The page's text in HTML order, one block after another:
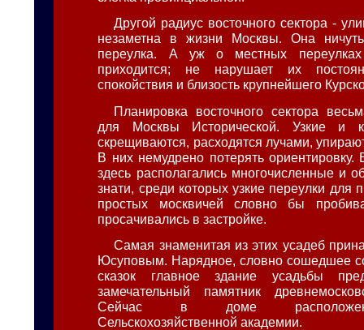
Другой радиус восточного сектора -
незаметна в жизни Москвы. Она
переулка. А уж о местных
приходится; не нарушает их
спокойствия и близость крупнейшего
Планировка восточного сектора
для Москвы Исторической. Узкие и
скрещиваются, расходятся лучами,
В них немудрено потерять
здесь располагались многочисленные и
знати, среди которых узкие переулки для
простых москвичей словно бы
просачивались в застройке.
Самая знаменитая из этих усадеб
Юсуповым. Нарядное, словно сошедшее
сказок главное здание усадьбы
замечательный памятник
Сейчас в доме
Сельскохозяйственной академии.